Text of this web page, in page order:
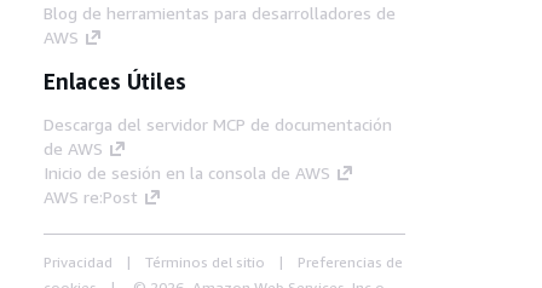
Blog de herramientas para desarrolladores de
AWS
Enlaces Útiles
Descarga del servidor MCP de documentación
de AWS
Inicio de sesión en la consola de AWS
AWS re:Post
Privacidad Términos del sitio
Preferencias de